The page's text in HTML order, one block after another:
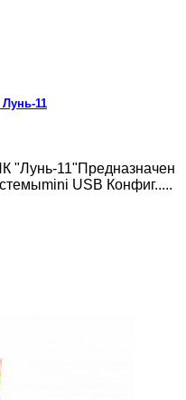
11
"Лунь-11"Предназначен
USB Конфиг.....